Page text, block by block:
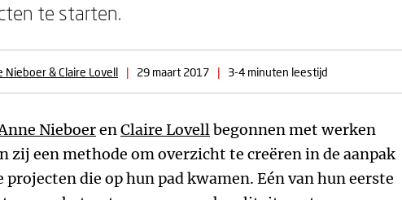
te starten.
Nieboer & Claire Lovell | 29 maart 2017 | 3-4 minuten leestijd
NieboerenClaire Lovellbegonnen met werken
zij een methode om overzicht te creëren in de aanpak
projecten die op hun pad kwamen. Eén van hun eerste